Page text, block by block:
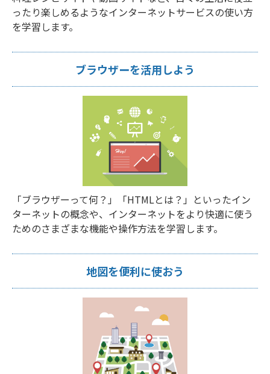
ったり楽しめるようなインターネットサービスの使い方
を学習します。
ブラウザーを活用しよう
「ブラウザーって何？」「HTMLとは？」といったイン
ターネットの概念や、インターネットをより快適に使う
ためのさまざまな機能や操作方法を学習します。
地図を便利に使おう